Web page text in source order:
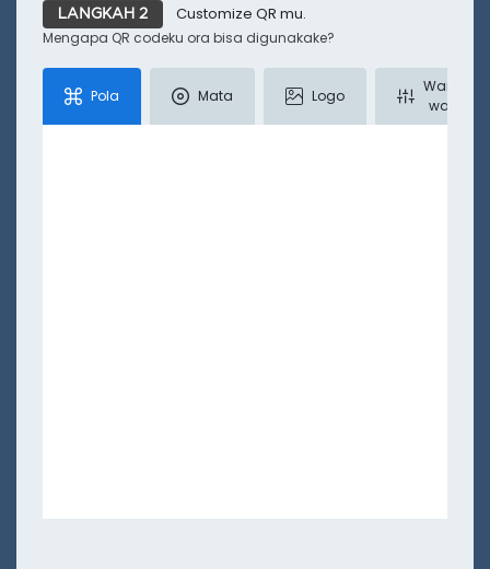
LANGKAH 2 Customize QR mu.
Mengapa QR codeku ora bisa digunakake?
Pola Mata Logo
Warna-
warna